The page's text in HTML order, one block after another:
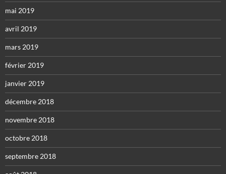
mai 2019
avril 2019
mars 2019
février 2019
janvier 2019
décembre 2018
novembre 2018
octobre 2018
septembre 2018